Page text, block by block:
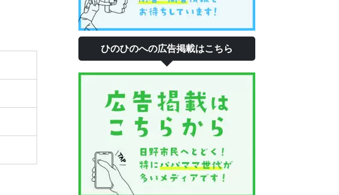
ひのひのへの広告掲載はこちら